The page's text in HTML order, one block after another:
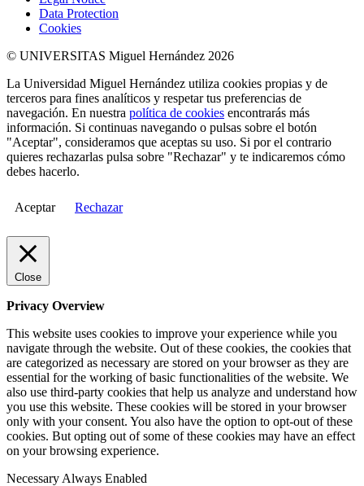
Data Protection
Cookies
© UNIVERSITAS Miguel Hernández 2026
La Universidad Miguel Hernández utiliza cookies propias y de
terceros para fines analíticos y respetar tus preferencias de
navegación. En nuestra política de cookies encontrarás más
información. Si continuas navegando o pulsas sobre el botón
"Aceptar", consideramos que aceptas su uso. Si por el contrario
quieres rechazarlas pulsa sobre "Rechazar" y te indicaremos cómo
debes hacerlo.
Aceptar Rechazar
Close
Privacy Overview
This website uses cookies to improve your experience while you
navigate through the website. Out of these cookies, the cookies that
are categorized as necessary are stored on your browser as they are
essential for the working of basic functionalities of the website. We
also use third-party cookies that help us analyze and understand how
you use this website. These cookies will be stored in your browser
only with your consent. You also have the option to opt-out of these
cookies. But opting out of some of these cookies may have an effect
on your browsing experience.
Necessary Always Enabled